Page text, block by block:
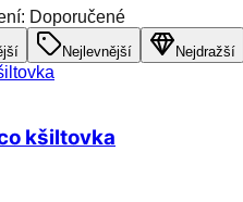
Doporučené
Nejlevnější Nejdražší
kšiltovka